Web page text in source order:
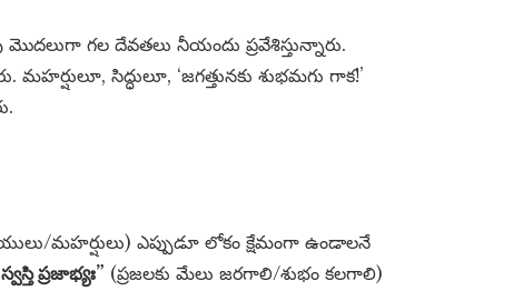
గల దేవతలు నీయందు ప్రవేశిస్తున్నారు.
మహర్షులూ, సిద్ధులూ, ‘జగత్తునకు శుభమగు గాక!’
మహర్షులు) ఎప్పుడూ లోకం క్షేమంగా ఉండాలనే
ప్రజాభ్యః” (ప్రజలకు మేలు జరగాలి/శుభం కలగాలి)